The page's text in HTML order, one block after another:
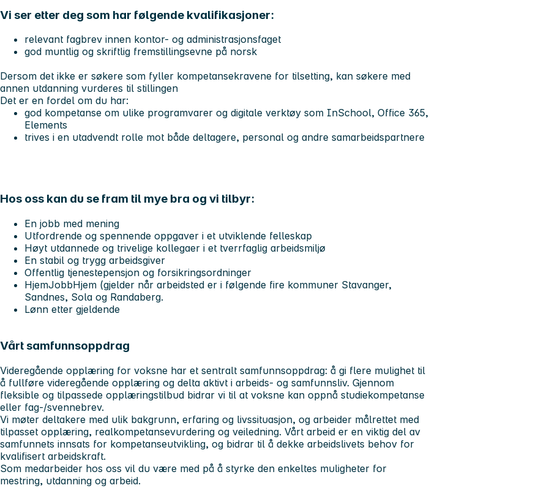
Vi ser etter deg som har følgende kvalifikasjoner:
relevant fagbrev innen kontor- og administrasjonsfaget
god muntlig og skriftlig fremstillingsevne på norsk
Dersom det ikke er søkere som fyller kompetansekravene for tilsetting, kan søkere med
annen utdanning vurderes til stillingen
Det er en fordel om du har:
god kompetanse om ulike programvarer og digitale verktøy som InSchool, Office 365,
Elements
trives i en utadvendt rolle mot både deltagere, personal og andre samarbeidspartnere
Hos oss kan du se fram til mye bra og vi tilbyr:
En jobb med mening
Utfordrende og spennende oppgaver i et utviklende felleskap
Høyt utdannede og trivelige kollegaer i et tverrfaglig arbeidsmiljø
En stabil og trygg arbeidsgiver
Offentlig tjenestepensjon og forsikringsordninger
HjemJobbHjem (gjelder når arbeidsted er i følgende fire kommuner Stavanger,
Sandnes, Sola og Randaberg.
Lønn etter gjeldende
Vårt samfunnsoppdrag
Videregående opplæring for voksne har et sentralt samfunnsoppdrag: å gi flere mulighet til
å fullføre videregående opplæring og delta aktivt i arbeids- og samfunnsliv. Gjennom
fleksible og tilpassede opplæringstilbud bidrar vi til at voksne kan oppnå studiekompetanse
eller fag-/svennebrev.
Vi møter deltakere med ulik bakgrunn, erfaring og livssituasjon, og arbeider målrettet med
tilpasset opplæring, realkompetansevurdering og veiledning. Vårt arbeid er en viktig del av
samfunnets innsats for kompetanseutvikling, og bidrar til å dekke arbeidslivets behov for
kvalifisert arbeidskraft.
Som medarbeider hos oss vil du være med på å styrke den enkeltes muligheter for
mestring, utdanning og arbeid.